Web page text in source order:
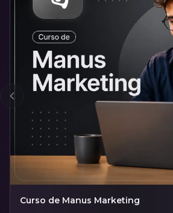
Curso de Manus Marketing
Anterior